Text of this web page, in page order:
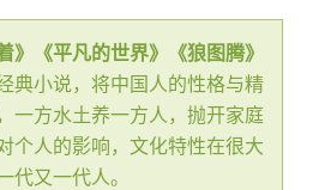
》《平凡的世界》《狼图腾》
典小说，将中国人的性格与精
一方水土养一方人，抛开家庭
个人的影响，文化特性在很大
代又一代人。